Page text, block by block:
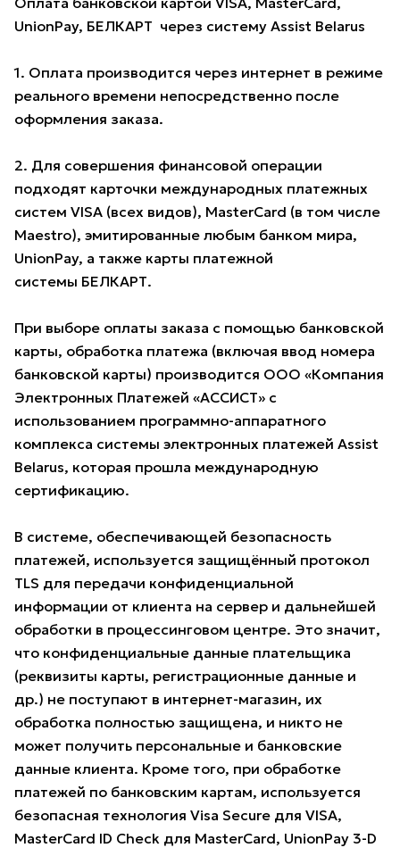
UnionPay, БЕЛКАРТ через систему Assist Belarus
1. Оплата производится через интернет в режиме
реального времени непосредственно после
оформления заказа.
2. Для совершения финансовой операции
подходят карточки международных платежных
систем VISA (всех видов), MasterCard (в том числе
Maestro), эмитированные любым банком мира,
UnionPay, а также карты платежной
системы БЕЛКАРТ.
При выборе оплаты заказа с помощью банковской
карты, обработка платежа (включая ввод номера
банковской карты) производится ООО «Компания
Электронных Платежей «АССИСТ» с
использованием программно-аппаратного
комплекса системы электронных платежей Assist
Belarus, которая прошла международную
сертификацию.
В системе, обеспечивающей безопасность
платежей, используется защищённый протокол
TLS для передачи конфиденциальной
информации от клиента на сервер и дальнейшей
обработки в процессинговом центре. Это значит,
что конфиденциальные данные плательщика
(реквизиты карты, регистрационные данные и
др.) не поступают в интернет-магазин, их
обработка полностью защищена, и никто не
может получить персональные и банковские
данные клиента. Кроме того, при обработке
платежей по банковским картам, используется
безопасная технология Visa Secure для VISA,
MasterCard ID Check для MasterCard, UnionPay 3-D